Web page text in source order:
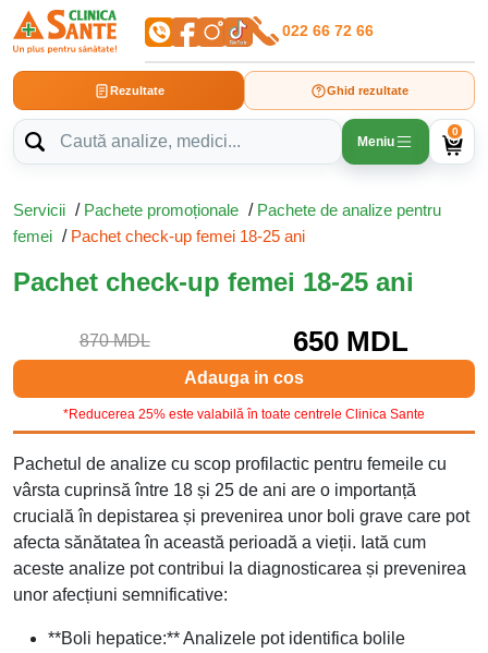
022 66 72 66
Rezultate Ghid rezultate
Meniu
0
Servicii / Pachete promoționale / Pachete de analize pentru
femei / Pachet check-up femei 18-25 ani
Pachet check-up femei 18-25 ani
870 MDL 650 MDL
Adauga in cos
*Reducerea 25% este valabilă în toate centrele Clinica Sante
Pachetul de analize cu scop profilactic pentru femeile cu
vârsta cuprinsă între 18 și 25 de ani are o importanță
crucială în depistarea și prevenirea unor boli grave care pot
afecta sănătatea în această perioadă a vieții. Iată cum
aceste analize pot contribui la diagnosticarea și prevenirea
unor afecțiuni semnificative:
**Boli hepatice:** Analizele pot identifica bolile